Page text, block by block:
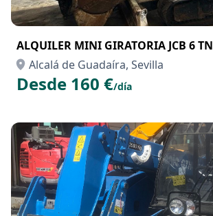
ALQUILER MINI GIRATORIA JCB 6 TN
Alcalá de Guadaíra, Sevilla
Desde 160 €/día